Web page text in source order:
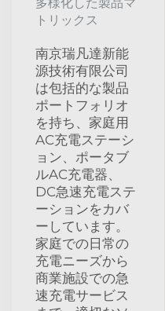
トリックス
南京瑞凡達新能
源技術有限公司
は包括的な製品
ポートフォリオ
を持ち、家庭用
AC充電ステーシ
ョン、ポータブ
ルAC充電器、
DC急速充電ステ
ーションをカバ
ーしています。
家庭での日常の
充電ニーズから
商業施設での急
速充電サービス